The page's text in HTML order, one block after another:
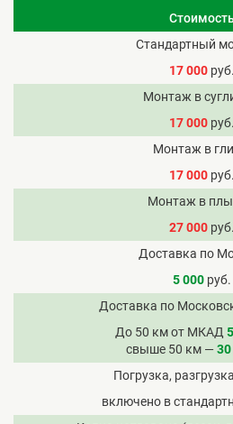
Стандартный
17 000руб.
Монтаж в
17 000руб.
Монтаж в
17 000руб.
Монтаж в
27 000руб.
Доставка по
5 000руб.
Доставка по
До 50 км от МКАД
свыше 50 км — 30
Погрузка,
включено в